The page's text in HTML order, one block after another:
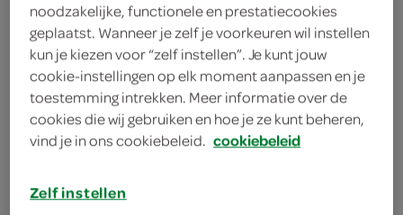
omschrijving
Product met 98% vet, waarvan 18 % Omega
noodzakelijke, functionele en prestatiecookies
geplaatst. Wanneer je zelf je voorkeuren wil instellen
kun je kiezen voor “zelf instellen”. Je kunt jouw
cookie-instellingen op elk moment aanpassen en je
toestemming intrekken. Meer informatie over de
cookies die wij gebruiken en hoe je ze kunt beheren,
vind je in ons cookiebeleid. cookiebeleid
Zelf instellen